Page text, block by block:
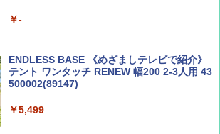
集】ボーイング110周年を祝して！
ァキア 2026～2027 地球の歩き方A ヨーロッ
￥2,277
￥-
ENDLESS BASE 《めざましテレビで紹介》
テント ワンタッチ RENEW 幅200 2-3人用 43
500002(89147)
￥5,499